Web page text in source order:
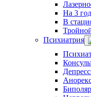
На 3
В
Психиатрия